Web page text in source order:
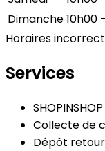
Dimanche10h00
Horaires
Services
SHOPINSHOP
Collecte de
Dépôt retour